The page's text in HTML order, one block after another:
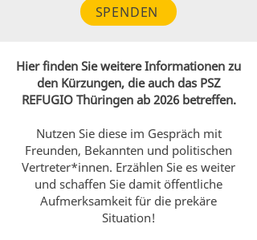
SPENDEN
Hier finden Sie weitere Informationen zu
den Kürzungen, die auch das PSZ
REFUGIO Thüringen ab 2026 betreffen.
Nutzen Sie diese im Gespräch mit
Freunden, Bekannten und politischen
Vertreter*innen. Erzählen Sie es weiter
und schaffen Sie damit öffentliche
Aufmerksamkeit für die prekäre
Situation!